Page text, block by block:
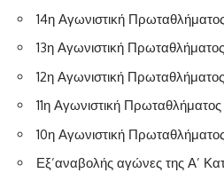
14η Αγωνιστική
13η Αγωνιστική
12η Αγωνιστική
11η Αγωνιστική
10η Αγωνιστική
Εξ’αναβολής αγώνες της Α’